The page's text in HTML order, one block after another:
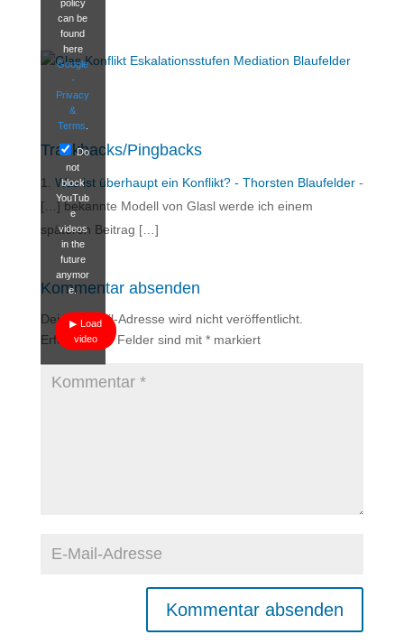
policy
can be
found
here
Google
-
Privacy
&
Terms
Do
not
block
YouTub
e
videos
in the
future
anymor
e.
Load
video
Trackbacks/Pingbacks
Was ist überhaupt ein Konflikt? - Thorsten Blaufelder-
[…] bekannte Modell von Glasl werde ich einem
späteren Beitrag […]
Kommentar absenden
Deine E-Mail-Adresse wird nicht veröffentlicht.
Erforderliche Felder sind mit *markiert